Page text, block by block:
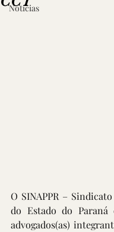
Notícias
O SINAPPR –
do Estado do Paraná
advogados(as)